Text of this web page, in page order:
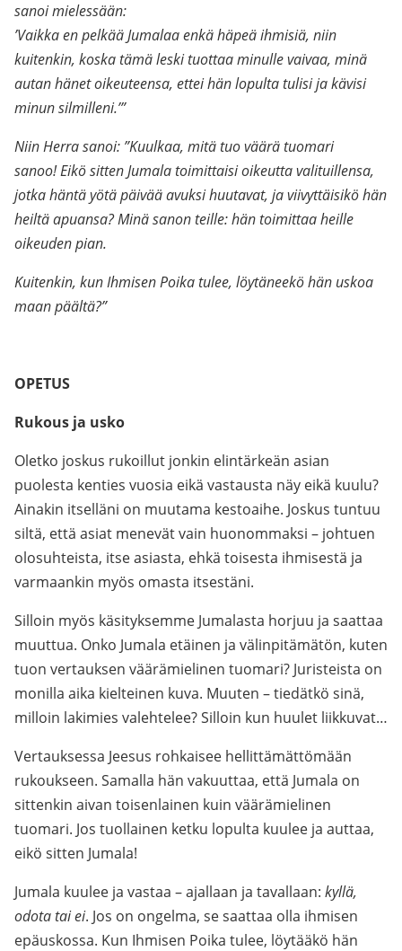
sanoi mielessään:
’Vaikka en pelkää Jumalaa enkä häpeä ihmisiä, niin
kuitenkin, koska tämä leski tuottaa minulle vaivaa, minä
autan hänet oikeuteensa, ettei hän lopulta tulisi ja kävisi
minun silmilleni.’”
Niin Herra sanoi: ”Kuulkaa, mitä tuo väärä tuomari
sanoo! Eikö sitten Jumala toimittaisi oikeutta valituillensa,
jotka häntä yötä päivää avuksi huutavat, ja viivyttäisikö hän
heiltä apuansa? Minä sanon teille: hän toimittaa heille
oikeuden pian.
Kuitenkin, kun Ihmisen Poika tulee, löytäneekö hän uskoa
maan päältä?”
OPETUS
Rukous ja usko
Oletko joskus rukoillut jonkin elintärkeän asian
puolesta kenties vuosia eikä vastausta näy eikä kuulu?
Ainakin itselläni on muutama kestoaihe. Joskus tuntuu
siltä, että asiat menevät vain huonommaksi – johtuen
olosuhteista, itse asiasta, ehkä toisesta ihmisestä ja
varmaankin myös omasta itsestäni.
Silloin myös käsityksemme Jumalasta horjuu ja saattaa
muuttua. Onko Jumala etäinen ja välinpitämätön, kuten
tuon vertauksen väärämielinen tuomari? Juristeista on
monilla aika kielteinen kuva. Muuten – tiedätkö sinä,
milloin lakimies valehtelee? Silloin kun huulet liikkuvat…
Vertauksessa Jeesus rohkaisee hellittämättömään
rukoukseen. Samalla hän vakuuttaa, että Jumala on
sittenkin aivan toisenlainen kuin väärämielinen
tuomari. Jos tuollainen ketku lopulta kuulee ja auttaa,
eikö sitten Jumala!
Jumala kuulee ja vastaa – ajallaan ja tavallaan: kyllä,
odota tai ei. Jos on ongelma, se saattaa olla ihmisen
epäuskossa. Kun Ihmisen Poika tulee, löytääkö hän